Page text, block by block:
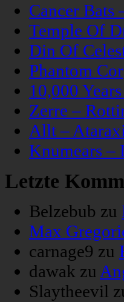
Cancer
Temple Of
Din Of
Phantom
10,000
Zerre –
Allt –
Knumears –
Letzte
Belzebub zu
Max
carnage9 zu
dawak zu
Slaytheevil